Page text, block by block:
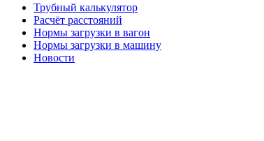
Трубный калькулятор
Расчёт расстояний
Нормы загрузки в вагон
Нормы загрузки в машину
Новости